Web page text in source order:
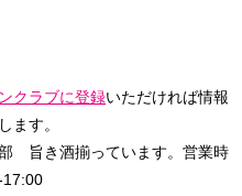
クラブに登録いただければ情報
ます。
旨き酒揃っています。 営業時
17:00